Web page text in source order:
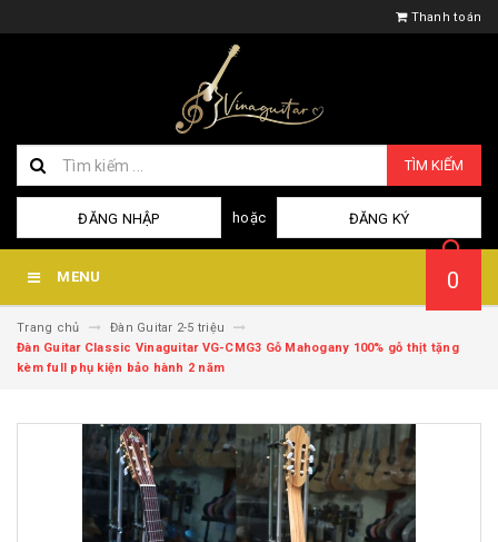
Thanh toán
TÌM KIẾM
ĐĂNG NHẬP hoặc ĐĂNG KÝ
MENU 0
Trang chủ
Đàn Guitar 2-5 triệu
Đàn Guitar Classic Vinaguitar VG-CMG3 Gỗ Mahogany 100% gỗ thịt tặng
kèm full phụ kiện bảo hành 2 năm